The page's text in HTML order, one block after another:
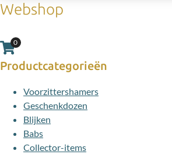
Webshop
Aantal artikelen in
0
Productcategorieën
Voorzittershamers
Geschenkdozen
Blijken
Babs
Collector-items